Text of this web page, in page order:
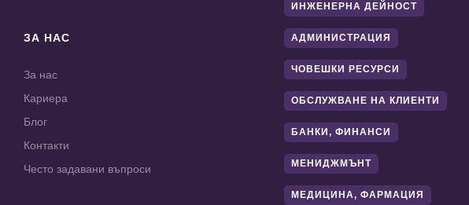
ЗА НАС
За нас
Кариера
Блог
Контакти
Често задавани въпроси
ИНЖЕНЕРНА ДЕЙНОСТ
АДМИНИСТРАЦИЯ
ЧОВЕШКИ РЕСУРСИ
ОБСЛУЖВАНЕ НА КЛИЕНТИ
БАНКИ, ФИНАНСИ
МЕНИДЖМЪНТ
МЕДИЦИНА, ФАРМАЦИЯ